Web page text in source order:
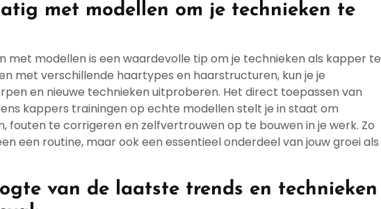
met modellen om je technieken te
met modellen is een waardevolle tip om je technieken als kapper te
met verschillende haartypes en haarstructuren, kun je je
en nieuwe technieken uitproberen. Het direct toepassen van
kappers trainingen op echte modellen stelt je in staat om
fouten te corrigeren en zelfvertrouwen op te bouwen in je werk. Zo
een routine, maar ook een essentieel onderdeel van jouw groei als
van de laatste trends en technieken